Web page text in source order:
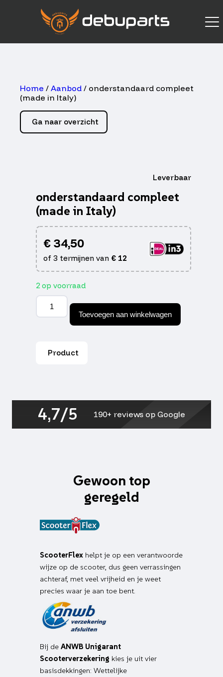
Home / Aanbod / onderstandaard compleet
(made in Italy)
Ga naar overzicht
Leverbaar
onderstandaard compleet
(made in Italy)
€34,50
of 3 termijnen van €12
2 op voorraad
onderstandaard
compleet
(made
Toevoegen aan winkelwagen
Product
4,7/5 190+ reviews op Google
Gewoon top
geregeld
ScooterFlex helpt je op een verantwoorde
wijze op de scooter, dus geen verrassingen
achteraf, met veel vrijheid en je weet
precies waar je aan toe bent.
Bij de ANWB Unigarant
Scooterverzekering kies je uit vier
basisdekkingen: Wettelijke